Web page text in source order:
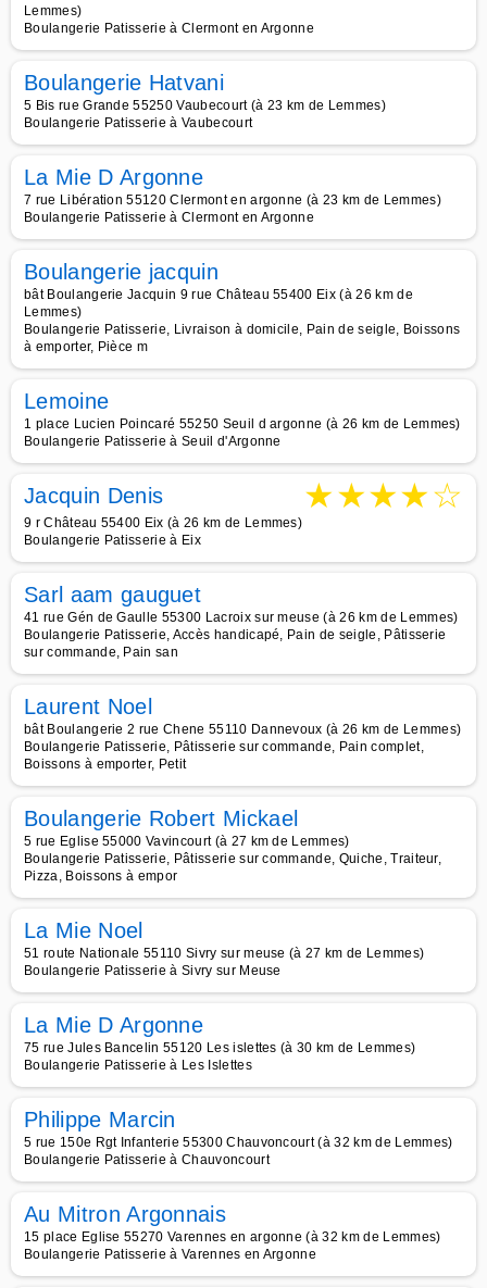
Lemmes)
Boulangerie Patisserie à Clermont en Argonne
Boulangerie Hatvani
5 Bis rue Grande 55250 Vaubecourt (à 23 km de Lemmes)
Boulangerie Patisserie à Vaubecourt
La Mie D Argonne
7 rue Libération 55120 Clermont en argonne (à 23 km de Lemmes)
Boulangerie Patisserie à Clermont en Argonne
Boulangerie jacquin
bât Boulangerie Jacquin 9 rue Château 55400 Eix (à 26 km de
Lemmes)
Boulangerie Patisserie, Livraison à domicile, Pain de seigle, Boissons
à emporter, Pièce m
Lemoine
1 place Lucien Poincaré 55250 Seuil d argonne (à 26 km de Lemmes)
Boulangerie Patisserie à Seuil d'Argonne
Jacquin Denis ★★★★☆
9 r Château 55400 Eix (à 26 km de Lemmes)
Boulangerie Patisserie à Eix
Sarl aam gauguet
41 rue Gén de Gaulle 55300 Lacroix sur meuse (à 26 km de Lemmes)
Boulangerie Patisserie, Accès handicapé, Pain de seigle, Pâtisserie
sur commande, Pain san
Laurent Noel
bât Boulangerie 2 rue Chene 55110 Dannevoux (à 26 km de Lemmes)
Boulangerie Patisserie, Pâtisserie sur commande, Pain complet,
Boissons à emporter, Petit
Boulangerie Robert Mickael
5 rue Eglise 55000 Vavincourt (à 27 km de Lemmes)
Boulangerie Patisserie, Pâtisserie sur commande, Quiche, Traiteur,
Pizza, Boissons à empor
La Mie Noel
51 route Nationale 55110 Sivry sur meuse (à 27 km de Lemmes)
Boulangerie Patisserie à Sivry sur Meuse
La Mie D Argonne
75 rue Jules Bancelin 55120 Les islettes (à 30 km de Lemmes)
Boulangerie Patisserie à Les Islettes
Philippe Marcin
5 rue 150e Rgt Infanterie 55300 Chauvoncourt (à 32 km de Lemmes)
Boulangerie Patisserie à Chauvoncourt
Au Mitron Argonnais
15 place Eglise 55270 Varennes en argonne (à 32 km de Lemmes)
Boulangerie Patisserie à Varennes en Argonne